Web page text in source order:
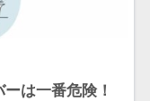
は一番危険！